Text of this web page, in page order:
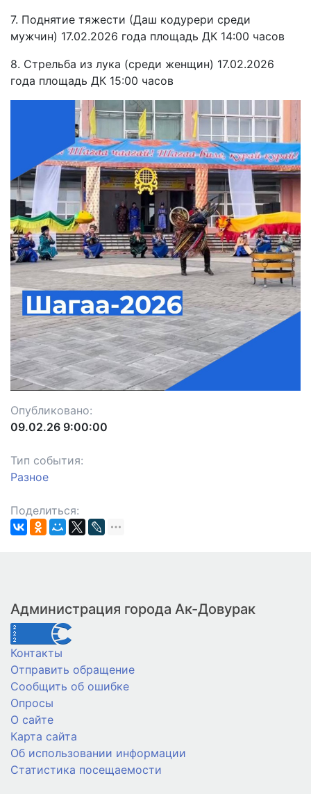
7. Поднятие тяжести (Даш кодурери среди
мужчин) 17.02.2026 года площадь ДК 14:00 часов
8. Стрельба из лука (среди женщин) 17.02.2026
года площадь ДК 15:00 часов
Опубликовано:
09.02.26 9:00:00
Тип события:
Разное
Поделиться:
Администрация города Ак-Довурак
Контакты
Отправить обращение
Сообщить об ошибке
Опросы
О сайте
Карта сайта
Об использовании информации
Статистика посещаемости